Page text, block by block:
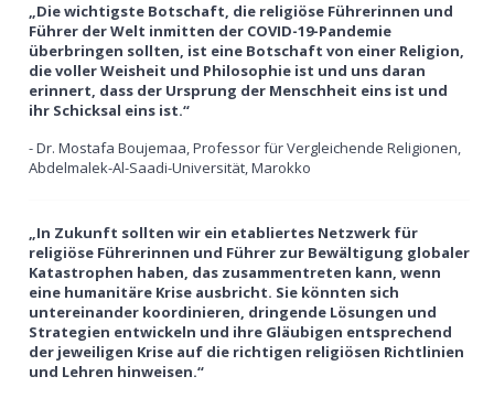
„Die wichtigste Botschaft, die religiöse Führerinnen und
Führer der Welt inmitten der COVID-19-Pandemie
überbringen sollten, ist eine Botschaft von einer Religion,
die voller Weisheit und Philosophie ist und uns daran
erinnert, dass der Ursprung der Menschheit eins ist und
ihr Schicksal eins ist.“
- Dr. Mostafa Boujemaa, Professor für Vergleichende Religionen,
Abdelmalek-Al-Saadi-Universität, Marokko
„In Zukunft sollten wir ein etabliertes Netzwerk für
religiöse Führerinnen und Führer zur Bewältigung globaler
Katastrophen haben, das zusammentreten kann, wenn
eine humanitäre Krise ausbricht. Sie könnten sich
untereinander koordinieren, dringende Lösungen und
Strategien entwickeln und ihre Gläubigen entsprechend
der jeweiligen Krise auf die richtigen religiösen Richtlinien
und Lehren hinweisen.“